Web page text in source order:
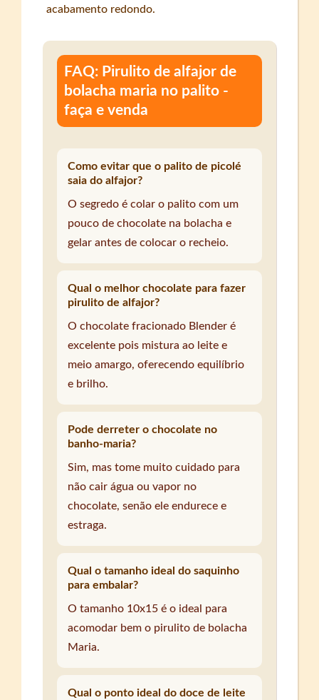
acabamento redondo.
FAQ: Pirulito de alfajor de
bolacha maria no palito -
faça e venda
Como evitar que o palito de picolé
saia do alfajor?
O segredo é colar o palito com um
pouco de chocolate na bolacha e
gelar antes de colocar o recheio.
Qual o melhor chocolate para fazer
pirulito de alfajor?
O chocolate fracionado Blender é
excelente pois mistura ao leite e
meio amargo, oferecendo equilíbrio
e brilho.
Pode derreter o chocolate no
banho-maria?
Sim, mas tome muito cuidado para
não cair água ou vapor no
chocolate, senão ele endurece e
estraga.
Qual o tamanho ideal do saquinho
para embalar?
O tamanho 10x15 é o ideal para
acomodar bem o pirulito de bolacha
Maria.
Qual o ponto ideal do doce de leite